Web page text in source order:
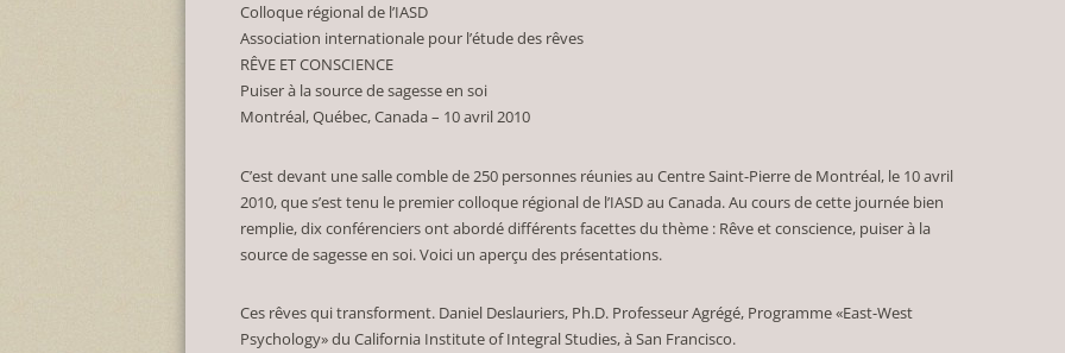
Colloque régional de l’IASD
Association internationale pour l’étude des rêves
RÊVE ET CONSCIENCE
Puiser à la source de sagesse en soi
Montréal, Québec, Canada – 10 avril 2010
C’est devant une salle comble de 250 personnes réunies au Centre Saint-Pierre de Montréal, le 10 avril
2010, que s’est tenu le premier colloque régional de l’IASD au Canada. Au cours de cette journée bien
remplie, dix conférenciers ont abordé différents facettes du thème : Rêve et conscience, puiser à la
source de sagesse en soi. Voici un aperçu des présentations.
Ces rêves qui transforment. Daniel Deslauriers, Ph.D. Professeur Agrégé, Programme «East-West
Psychology» du California Institute of Integral Studies, à San Francisco.